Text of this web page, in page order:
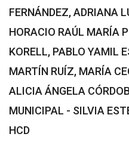
FERNÁNDEZ, ADRIANA
HORACIO RAÚL MARÍA
KORELL, PABLO YAMIL
MARTÍN RUÍZ, MARÍA
ALICIA ÁNGELA
MUNICIPAL - SILVIA
HCD